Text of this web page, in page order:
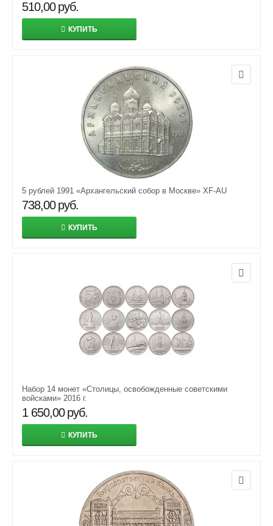
510,00 руб.
КУПИТЬ
5 рублей 1991 «Архангельский собор в Москве» XF-AU
738,00 руб.
КУПИТЬ
Набор 14 монет «Столицы, освобожденные советскими
войсками» 2016 г.
1 650,00 руб.
КУПИТЬ